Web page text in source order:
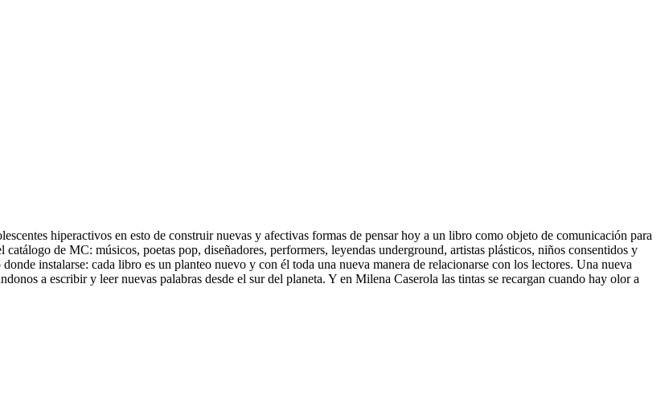
hiperactivos en esto de construir nuevas y afectivas formas de pensar hoy a un libro como objeto de comunicación para
de MC: músicos, poetas pop, diseñadores, performers, leyendas underground, artistas plásticos, niños consentidos y
instalarse: cada libro es un planteo nuevo y con él toda una nueva manera de relacionarse con los lectores. Una nueva
a escribir y leer nuevas palabras desde el sur del planeta. Y en Milena Caserola las tintas se recargan cuando hay olor a